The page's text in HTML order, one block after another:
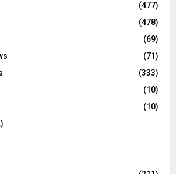
(477)
(478)
(69)
(71)
(333)
(10)
(10)